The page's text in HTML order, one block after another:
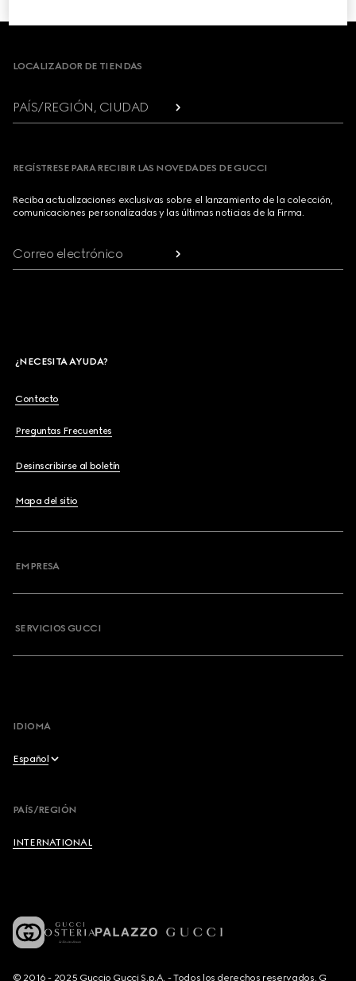
Footer
LOCALIZADOR DE TIENDAS
PAÍS/REGIÓN, CIUDAD
REGÍSTRESE PARA RECIBIR LAS NOVEDADES DE GUCCI
Reciba actualizaciones exclusivas sobre el lanzamiento de la colección,
comunicaciones personalizadas y las últimas noticias de la Firma.
Correo electrónico
¿NECESITA AYUDA?
Contacto
Preguntas Frecuentes
Desinscribirse al boletín
Mapa del sitio
EMPRESA
SERVICIOS GUCCI
IDIOMA
Español
Français
PAÍS/REGIÓN
INTERNATIONAL
© 2016 - 2025 Guccio Gucci S.p.A. - Todos los derechos reservados. G